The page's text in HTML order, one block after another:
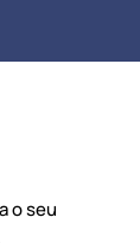
o seu